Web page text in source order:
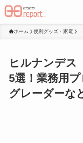
ホーム 便利グッズ・家電
ヒルナンデス
5選！業務用
グレーダーな